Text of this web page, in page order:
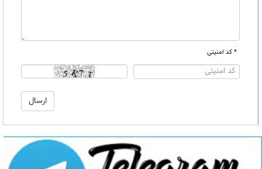
* کد امنیتی